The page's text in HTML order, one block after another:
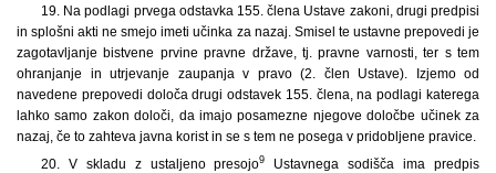
19. Na podlagi prvega odstavka 155. člena Ustave zakoni, drugi predpisi
in splošni akti ne smejo imeti učinka za nazaj. Smisel te ustavne prepovedi je
zagotavljanje bistvene prvine pravne države, tj. pravne varnosti, ter s tem
ohranjanje in utrjevanje zaupanja v pravo (2. člen Ustave). Izjemo od
navedene prepovedi določa drugi odstavek 155. člena, na podlagi katerega
lahko samo zakon določi, da imajo posamezne njegove določbe učinek za
nazaj, če to zahteva javna korist in se s tem ne posega v pridobljene pravice.
20. V skladu z ustaljeno presojo9
Ustavnega sodišča ima predpis